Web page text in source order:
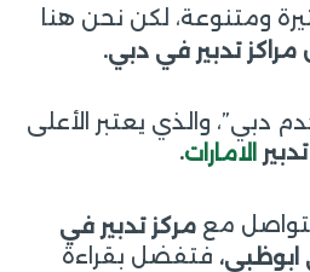
ومتنوعة، لكن نحن هنا
تدبير في دبي.
دبي”، والذي يعتبر الأعلى
الامارات.
مع مركز تدبير في
ابوظبي، فتفضل بقراءة